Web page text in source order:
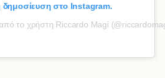
δημοσίευση στο Instagram.
το χρήστη Riccardo Magi